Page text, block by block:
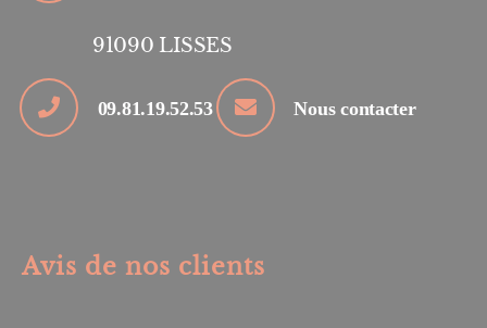
91090 LISSES
09.81.19.52.53 Nous contacter
Avis de nos clients